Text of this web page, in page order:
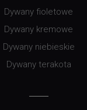
Dywany fioletowe
Dywany kremowe
Dywany niebieskie
Dywany terakota